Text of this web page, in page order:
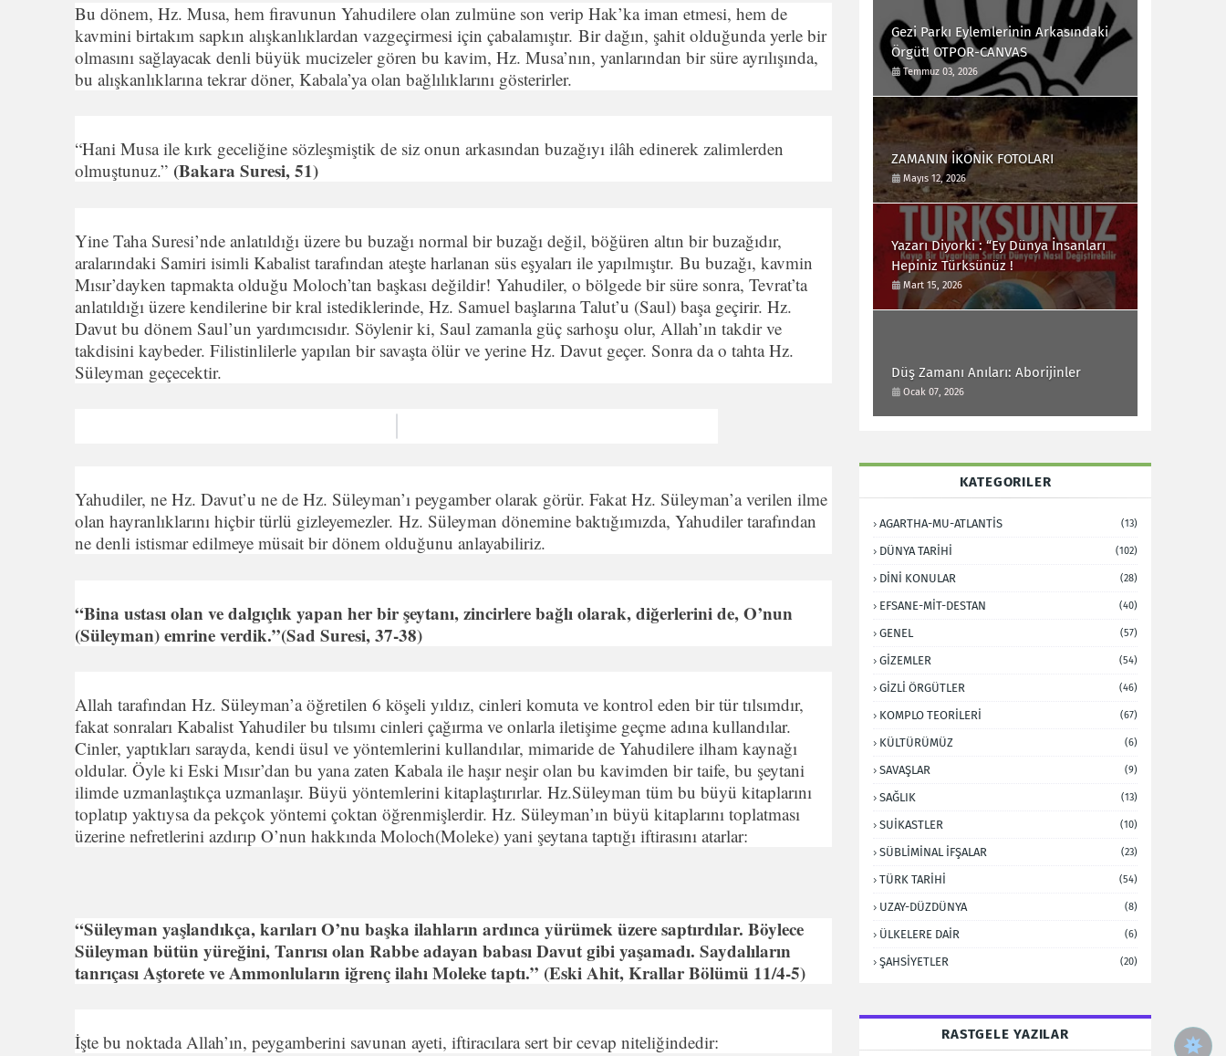
Bu dönem, Hz. Musa, hem firavunun Yahudilere olan zulmüne son verip Hak’ka iman etmesi, hem de
kavmini birtakım sapkın alışkanlıklardan vazgeçirmesi için çabalamıştır. Bir dağın, şahit olduğunda yerle bir
olmasını sağlayacak denli büyük mucizeler gören bu kavim, Hz. Musa’nın, yanlarından bir süre ayrılışında,
bu alışkanlıklarına tekrar döner, Kabala’ya olan bağlılıklarını gösterirler.
“Hani Musa ile kırk geceliğine sözleşmiştik de siz onun arkasından buzağıyı ilâh edinerek zalimlerden
olmuştunuz.” (Bakara Suresi, 51)
Yine Taha Suresi’nde anlatıldığı üzere bu buzağı normal bir buzağı değil, böğüren altın bir buzağıdır,
aralarındaki Samiri isimli Kabalist tarafından ateşte harlanan süs eşyaları ile yapılmıştır. Bu buzağı, kavmin
Mısır’dayken tapmakta olduğu Moloch’tan başkası değildir! Yahudiler, o bölgede bir süre sonra, Tevrat’ta
anlatıldığı üzere kendilerine bir kral istediklerinde, Hz. Samuel başlarına Talut’u (Saul) başa geçirir. Hz.
Davut bu dönem Saul’un yardımcısıdır. Söylenir ki, Saul zamanla güç sarhoşu olur, Allah’ın takdir ve
takdisini kaybeder. Filistinlilerle yapılan bir savaşta ölür ve yerine Hz. Davut geçer. Sonra da o tahta Hz.
Süleyman geçecektir.
Yahudiler, ne Hz. Davut’u ne de Hz. Süleyman’ı peygamber olarak görür. Fakat Hz. Süleyman’a verilen ilme
olan hayranlıklarını hiçbir türlü gizleyemezler. Hz. Süleyman dönemine baktığımızda, Yahudiler tarafından
ne denli istismar edilmeye müsait bir dönem olduğunu anlayabiliriz.
“Bina ustası olan ve dalgıçlık yapan her bir şeytanı, zincirlere bağlı olarak, diğerlerini de, O’nun
(Süleyman) emrine verdik.”(Sad Suresi, 37-38)
Allah tarafından Hz. Süleyman’a öğretilen 6 köşeli yıldız, cinleri komuta ve kontrol eden bir tür tılsımdır,
fakat sonraları Kabalist Yahudiler bu tılsımı cinleri çağırma ve onlarla iletişime geçme adına kullandılar.
Cinler, yaptıkları sarayda, kendi üsul ve yöntemlerini kullandılar, mimaride de Yahudilere ilham kaynağı
oldular. Öyle ki Eski Mısır’dan bu yana zaten Kabala ile haşır neşir olan bu kavimden bir taife, bu şeytani
ilimde uzmanlaştıkça uzmanlaşır. Büyü yöntemlerini kitaplaştırırlar. Hz.Süleyman tüm bu büyü kitaplarını
toplatıp yaktıysa da pekçok yöntemi çoktan öğrenmişlerdir. Hz. Süleyman’ın büyü kitaplarını toplatması
üzerine nefretlerini azdırıp O’nun hakkında Moloch(Moleke) yani şeytana taptığı iftirasını atarlar:
“Süleyman yaşlandıkça, karıları O’nu başka ilahların ardınca yürümek üzere saptırdılar. Böylece
Süleyman bütün yüreğini, Tanrısı olan Rabbe adayan babası Davut gibi yaşamadı. Saydalıların
tanrıçası Aştorete ve Ammonluların iğrenç ilahı Moleke taptı.” (Eski Ahit, Krallar Bölümü 11/4-5)
İşte bu noktada Allah’ın, peygamberini savunan ayeti, iftiracılara sert bir cevap niteliğindedir:
Gezi Parkı Eylemlerinin Arkasındaki
Örgüt! OTPOR-CANVAS
Temmuz 03, 2026
ZAMANIN İKONİK FOTOLARI
Mayıs 12, 2026
Yazarı Diyorki : “Ey Dünya İnsanları
Hepiniz Türksünüz !
Mart 15, 2026
Düş Zamanı Anıları: Aborijinler
Ocak 07, 2026
KATEGORILER
AGARTHA-MU-ATLANTİS (13)
DÜNYA TARİHİ (102)
DİNİ KONULAR (28)
EFSANE-MİT-DESTAN (40)
GENEL (57)
GİZEMLER (54)
GİZLİ ÖRGÜTLER (46)
KOMPLO TEORİLERİ (67)
KÜLTÜRÜMÜZ (6)
SAVAŞLAR (9)
SAĞLIK (13)
SUİKASTLER (10)
SÜBLİMİNAL İFŞALAR (23)
TÜRK TARİHİ (54)
UZAY-DÜZDÜNYA (8)
ÜLKELERE DAİR (6)
ŞAHSİYETLER (20)
RASTGELE YAZILAR